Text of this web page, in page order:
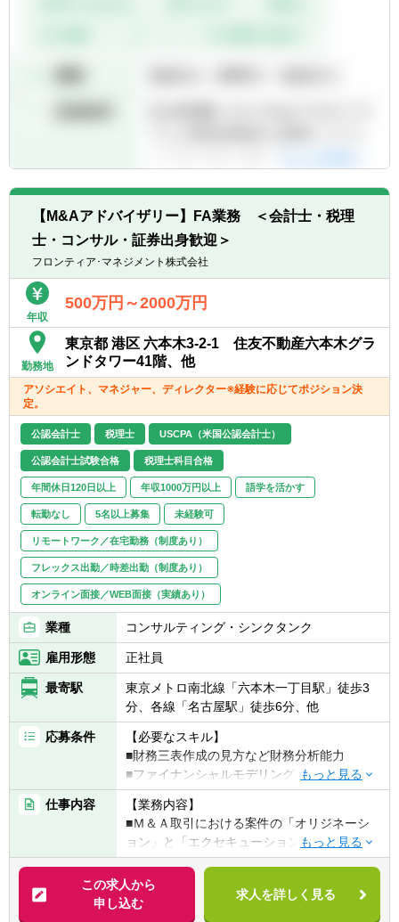
支援の経験者優遇だが、未経験者について
も、前職での職務内容と志望理由を考慮し、
比較的短期で戦力化するポテンシャルのある
人材を積極採用
■入社後の想定職務内容に関わらず、財務・
会計の基礎的な知識を有することが望ましい
■営業、製造・物流領域における戦略・施策
の立案および実行支援
■経営管理体制（原価管理の仕組み構築な
ど）の構築支援
■後継者、ミドルマネジメントの育成支援
【M&Aアドバイザリー】FA業務 ＜会計士・税理
士・コンサル・証券出身歓迎＞
フロンティア･マネジメント株式会社
年収
500万円～2000万円
勤務地
東京都 港区 六本木3-2-1 住友不動産六本木グラ
ンドタワー41階、他
アソシエイト、マネジャー、ディレクター※経験に応じてポジション決
定。
公認会計士 税理士 USCPA（米国公認会計士）
公認会計士試験合格 税理士科目合格
年間休日120日以上 年収1000万円以上 語学を活かす
転勤なし 5名以上募集 未経験可
リモートワーク／在宅勤務（制度あり）
フレックス出勤／時差出勤（制度あり）
オンライン面接／WEB面接（実績あり）
業種 コンサルティング・シンクタンク
雇用形態 正社員
最寄駅
東京メトロ南北線「六本木一丁目駅」徒歩3
分、各線「名古屋駅」徒歩6分、他
応募条件
【必要なスキル】
■財務三表作成の見方など財務分析能力
■ファイナンシャルモデリング
■市場分析、調査
■証券分析
■契約書読解
■対外顧客対応
【歓迎する資格】
■ファイナンス、会計、税務、法務、事業企
仕事内容
【業務内容】
■Ｍ＆Ａ取引における案件の「オリジネーシ
ョン」と「エクセキューション」業務
■クライアントへのＭ＆Ａ戦略の立案と実施
の提案
■取引時における「ネゴシエーション」「バ
リュエーション」「ドキュメンテーション」
この求人から
申し込む
求人を詳しく見る